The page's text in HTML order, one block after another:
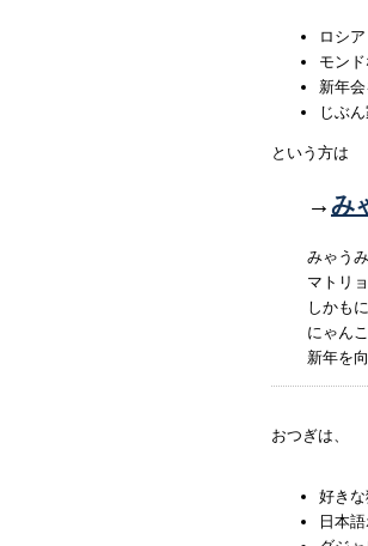
ロシ
モン
新年会
じぶ
という方は
→み
みゃう
マトリ
しかも
にゃん
新年を
おつぎは、
好きな
日本